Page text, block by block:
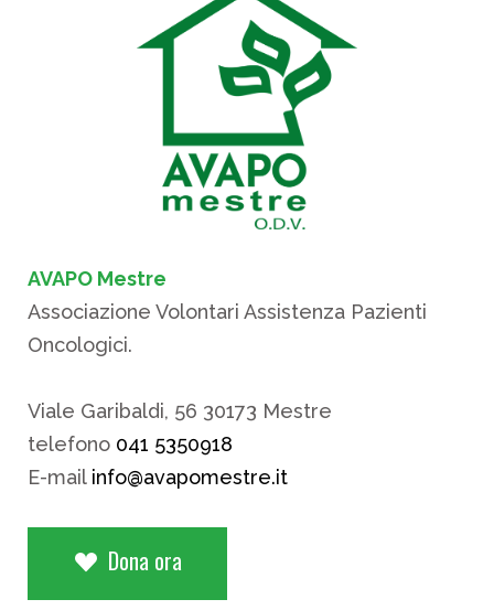
AVAPO Mestre
Associazione Volontari Assistenza Pazienti
Oncologici.
Viale Garibaldi, 56 30173 Mestre
telefono 041 5350918
E-mail info@avapomestre.it
Dona ora